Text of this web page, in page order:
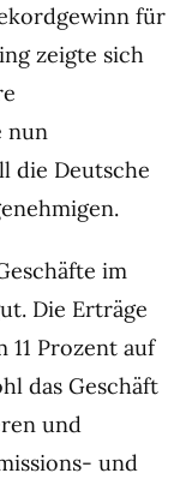
für
zeigte sich
nun
die Deutsche
im
Die Erträge
Prozent auf
das Geschäft
und
und